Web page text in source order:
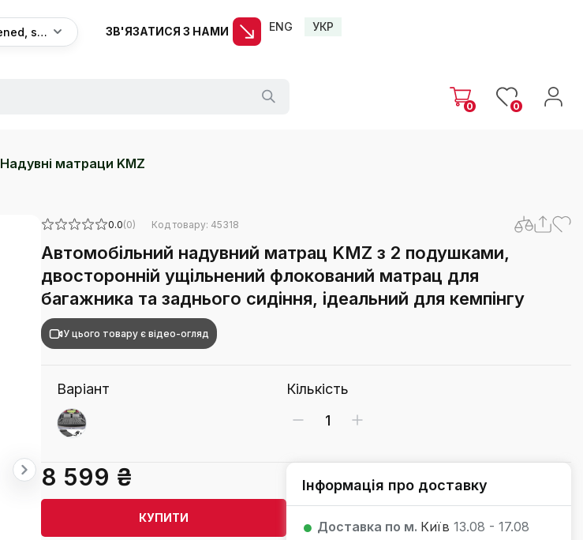
Bug happened, sorry ЗВ'ЯЗАТИСЯ З НАМИ ENG УКР
0 0
Надувні матраци KMZ
0.0(0) Код товару: 45318
Автомобільний надувний матрац KMZ з 2 подушками,
двосторонній ущільнений флокований матрац для
багажника та заднього сидіння, ідеальний для кемпінгу
У цього товару є відео-огляд
Варіант Кількість
8 599 ₴
КУПИТИ
Інформація про доставку
Доставка по м. Київ 13.08 - 17.08